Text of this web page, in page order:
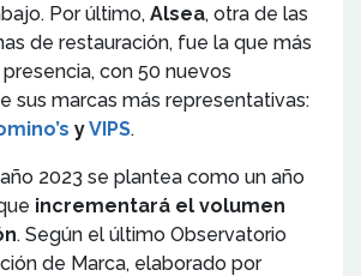
Por último, Alsea, otra de las
de restauración, fue la que más
con 50 nuevos
sus marcas más representativas:
yVIPS.
2023 se plantea como un año
incrementará el volumen
. Según el último Observatorio
de Marca, elaborado por